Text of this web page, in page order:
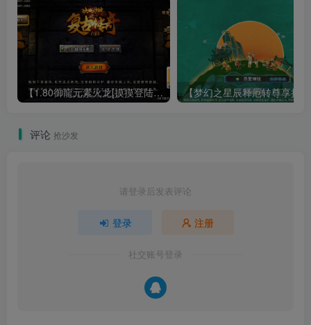
【1.80御龍元素火龙[摸摸登陆器]】战神引擎WIN服务端+GM工具+充值后台+双端+架设教程
评论 抢沙发
请登录后发表评论
登录 注册
社交账号登录